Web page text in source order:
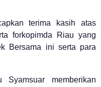
terima kasih atas
forkopimda Riau yang
Bersama ini serta para
memberikan